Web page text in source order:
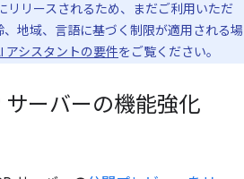
リリースされるため、まだご利用いただ
地域、言語に基づく制限が適用される場
アシスタントの要件をご覧ください。
サーバーの機能強化